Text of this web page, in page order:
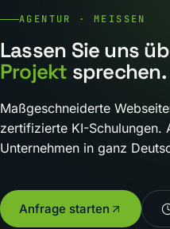
AGENTUR · MEISSEN
Lassen Sie uns
Projekt sprechen.
Maßgeschneiderte
zertifizierte KI-Schulungen.
Unternehmen in ganz
Anfrage starten